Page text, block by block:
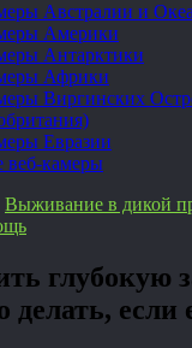
Австралии и
Америки
Антарктики
Африки
Виргинских
Евразии
веб-камеры
Выживание в дикой
глубокую
делать, если